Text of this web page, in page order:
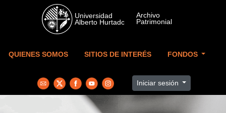
Skip to main content
QUIENES SOMOS SITIOS DE INTERÉS FONDOS
Iniciar sesión